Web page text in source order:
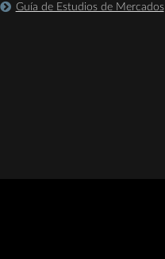
Guía de Estudios de Mercados